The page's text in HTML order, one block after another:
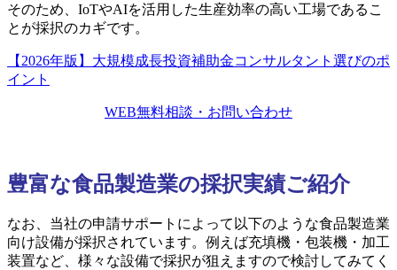
そのため、IoTやAIを活用した生産効率の高い工場であるこ
とが採択のカギです。
【2026年版】大規模成長投資補助金コンサルタント選びのポ
イント
WEB無料相談・お問い合わせ
豊富な食品製造業の採択実績ご紹介
なお、当社の申請サポートによって以下のような食品製造業
向け設備が採択されています。例えば充填機・包装機・加工
装置など、様々な設備で採択が狙えますので検討してみてく